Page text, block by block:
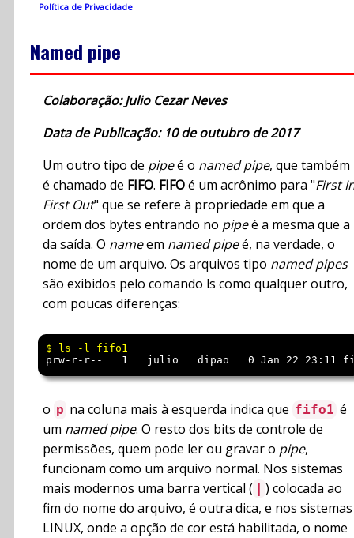
Política de Privacidade.
Named pipe
Colaboração: Julio Cezar Neves
Data de Publicação: 10 de outubro de 2017
Um outro tipo de pipeé o named pipe, que também
é chamado de FIFO. FIFOé um acrônimo para "First
First Out" que se refere à propriedade em que a
ordem dos bytes entrando no pipeé a mesma que a
da saída. O nameem named pipeé, na verdade, o
nome de um arquivo. Os arquivos tipo named pipes
são exibidos pelo comando ls como qualquer outro,
com poucas diferenças:
prw-r-r--   1   julio   dipao   0 Jan 22 23:11
o p na coluna mais à esquerda indica que fifo1 é
um named pipe. O resto dos bits de controle de
permissões, quem pode ler ou gravar o pipe,
funcionam como um arquivo normal. Nos sistemas
mais modernos uma barra vertical (
) colocada ao
fim do nome do arquivo, é outra dica, e nos sistemas
LINUX, onde a opção de cor está habilitada, o nome